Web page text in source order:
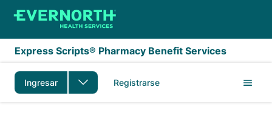
Saltar al contenido principal
Express Scripts® Pharmacy Benefit Services
Ingresar Registrarse